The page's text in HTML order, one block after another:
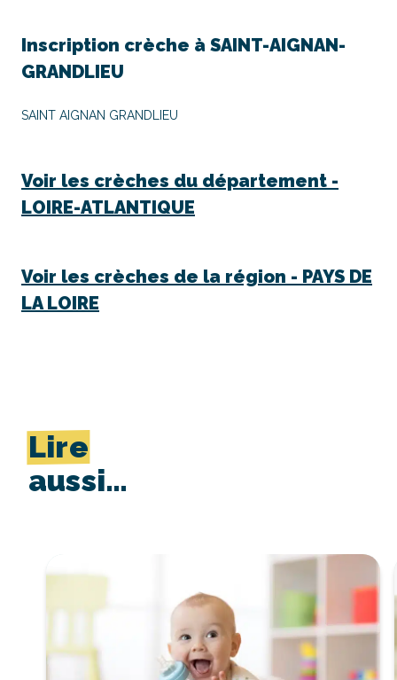
Inscription crèche à SAINT-AIGNAN-
GRANDLIEU
SAINT AIGNAN GRANDLIEU
Voir les crèches du département -
LOIRE-ATLANTIQUE
Voir les crèches de la région - PAYS DE
LA LOIRE
Lire
aussi…